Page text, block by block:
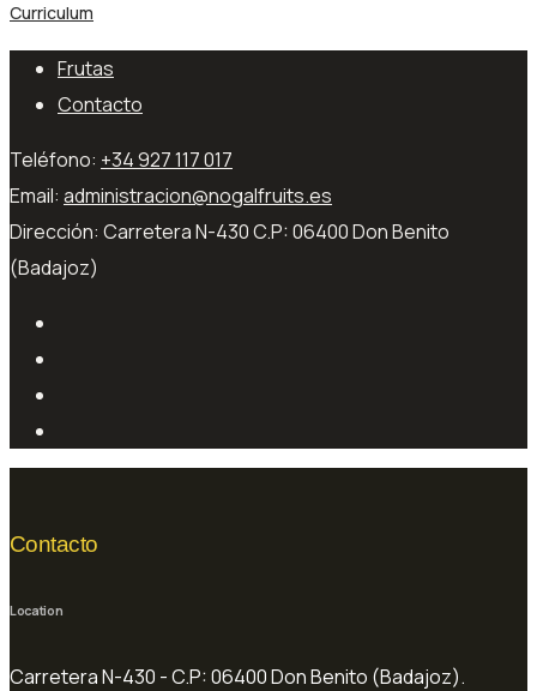
Curriculum
Frutas
Contacto
Teléfono: +34 927 117 017
Email: administracion@nogalfruits.es
Dirección: Carretera N-430 C.P: 06400 Don Benito
(Badajoz)
Contacto
Location
Carretera N-430 - C.P: 06400 Don Benito (Badajoz).